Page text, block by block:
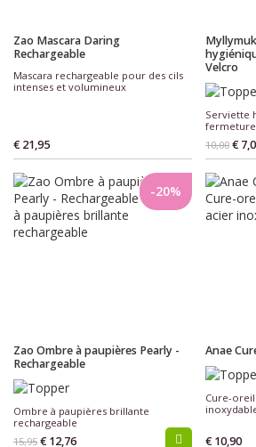
Zao Mascara Daring
Rechargeable
Mascara rechargeable pour des cils
intenses et volumineux
€ 21,95
Velcro
Serviette
10,00 €
Zao Ombre à paupières Pearly -
Rechargeable
Ombre à paupières brillante
rechargeable
-20%
15,95 € 12,76
Anae
Cure-
€ 10,90